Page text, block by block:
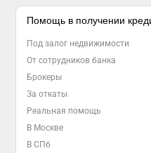
Помощь в получении
Под залог недвижимости
От сотрудников банка
Брокеры
За откаты
Реальная помощь
В Москве
В СПб